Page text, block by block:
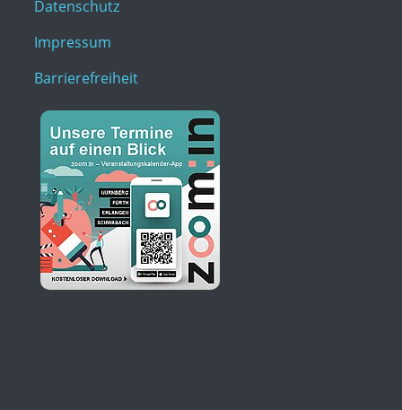
Datenschutz
Impressum
Barrierefreiheit